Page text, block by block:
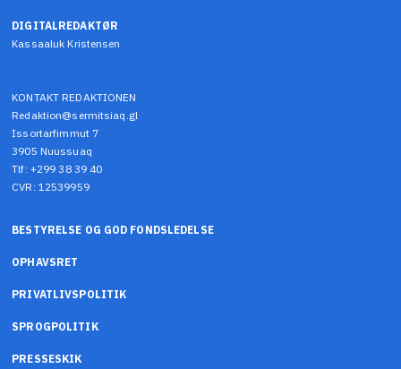
DIGITALREDAKTØR
Kassaaluk Kristensen
KONTAKT REDAKTIONEN
Redaktion@sermitsiaq.gl
Issortarfimmut 7
3905 Nuussuaq
Tlf: +299 38 39 40
CVR: 12539959
BESTYRELSE OG GOD FONDSLEDELSE
OPHAVSRET
PRIVATLIVSPOLITIK
SPROGPOLITIK
PRESSESKIK